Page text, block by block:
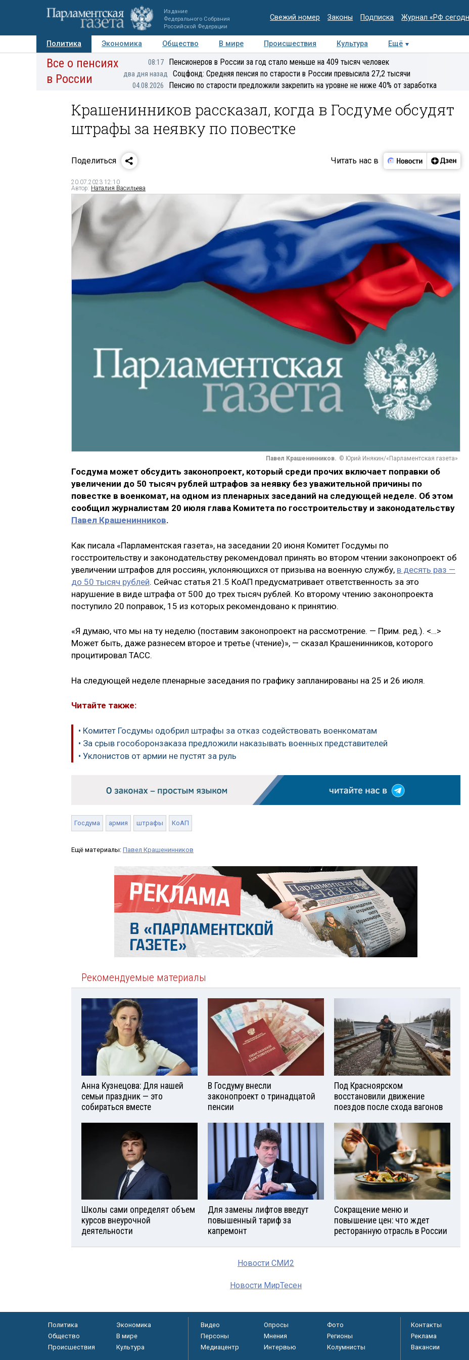
Издание
Федерального Собрания
Российской Федерации
Свежий номер Законы Подписка Журнал «РФ
Политика Экономика Общество В мире Происшествия Культура Ещё
Авторы Персоны Мнения Регионы Медиацентр Интервью Колумнисты
Все о пенсиях
в России
08:17 Пенсионеров в России за год стало меньше на 409 тысяч человек
два дня назад Соцфонд: Средняя пенсия по старости в России превысила 27,2 тысячи
04.08.2026 Пенсию по старости предложили закрепить на уровне не ниже 40% от заработка
Крашенинников рассказал, когда в Госдуме обсудят
штрафы за неявку по повестке
Поделиться Читать нас в
20.07.2023 12:10
Автор: Наталия Васильева
Павел Крашенинников. © Юрий Инякин/«Парламентская газета»
Госдума может обсудить законопроект, который среди прочих включает поправки об
увеличении до 50 тысяч рублей штрафов за неявку без уважительной причины по
повестке в военкомат, на одном из пленарных заседаний на следующей неделе. Об этом
сообщил журналистам 20 июля глава Комитета по госстроительству и законодательству
Павел Крашенинников.
Как писала «Парламентская газета», на заседании 20 июня Комитет Госдумы по
госстроительству и законодательству рекомендовал принять во втором чтении законопроект об
увеличении штрафов для россиян, уклоняющихся от призыва на военную службу, в десять раз —
до 50 тысяч рублей. Сейчас статья 21.5 КоАП предусматривает ответственность за это
нарушение в виде штрафа от 500 до трех тысяч рублей. Ко второму чтению законопроекта
поступило 20 поправок, 15 из которых рекомендовано к принятию.
«Я думаю, что мы на ту неделю (поставим законопроект на рассмотрение. — Прим. ред.). <…>
Может быть, даже разнесем второе и третье (чтение)», — сказал Крашенинников, которого
процитировал ТАСС.
На следующей неделе пленарные заседания по графику запланированы на 25 и 26 июля.
Читайте также:
• Комитет Госдумы одобрил штрафы за отказ содействовать военкоматам
• За срыв гособоронзаказа предложили наказывать военных представителей
• Уклонистов от армии не пустят за руль
Госдума армия штрафы КоАП
Ещё материалы: Павел Крашенинников
Рекомендуемые материалы
Анна Кузнецова: Для нашей
семьи праздник — это
собираться вместе
В Госдуму внесли
законопроект о тринадцатой
пенсии
Под Красноярском
восстановили движение
поездов после схода вагонов
Школы сами определят объем
курсов внеурочной
деятельности
Для замены лифтов введут
повышенный тариф за
капремонт
Сокращение меню и
повышение цен: что ждет
ресторанную отрасль в России
Новости СМИ2
Новости МирТесен
Политика
Экономика
Общество
В мире
Происшествия
Культура
Видео Опросы
Фото
Персоны
Мнения
Регионы
Медиацентр
Интервью Колумнисты
Контакты
Реклама
Вакансии